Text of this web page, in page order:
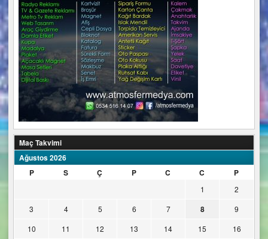
Maç Takvimi
Ağustos 2026
P
S Ç P C C P
1
2
3
4 5 6 7 8
9
10
11 12 13 14 15
16